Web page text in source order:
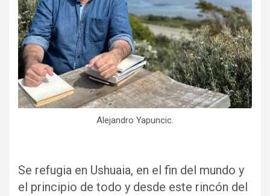
Alejandro Yapuncic.
Se refugia en Ushuaia, en el fin del mundo y
el principio de todo y desde este rincón del